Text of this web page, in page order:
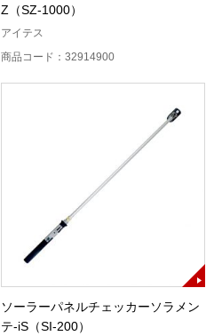
Z（SZ-1000）
アイテス
商品コード：32914900
ソーラーパネルチェッカーソラメン
テ-iS（SI-200）